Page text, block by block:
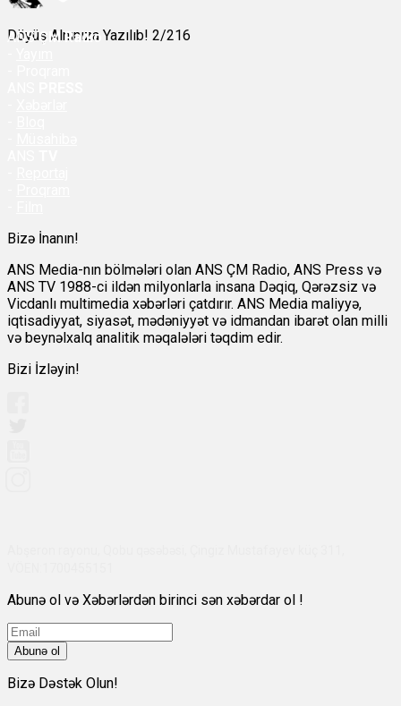
Döyüş Alnınıza Yazılıb! 2/216
ANSÇM Radio
Bizə İnanın!
ANS Media-nın bölmələri olan ANS ÇM Radio, ANS Press və
ANS TV 1988-ci ildən milyonlarla insana Dəqiq, Qərəzsiz və
Vicdanlı multimedia xəbərləri çatdırır. ANS Media maliyyə,
iqtisadiyyat, siyasət, mədəniyyət və idmandan ibarət olan milli
və beynəlxalq analitik məqalələri təqdim edir.
Bizi İzləyin!
Abunə ol və Xəbərlərdən birinci sən xəbərdar ol !
Abunə ol
Bizə Dəstək Olun!